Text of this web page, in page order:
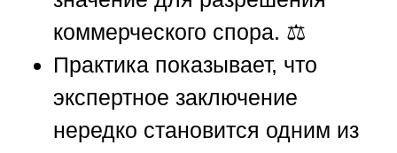
коммерческого спора. ⚖️
Практика показывает, что
экспертное заключение
нередко становится одним из